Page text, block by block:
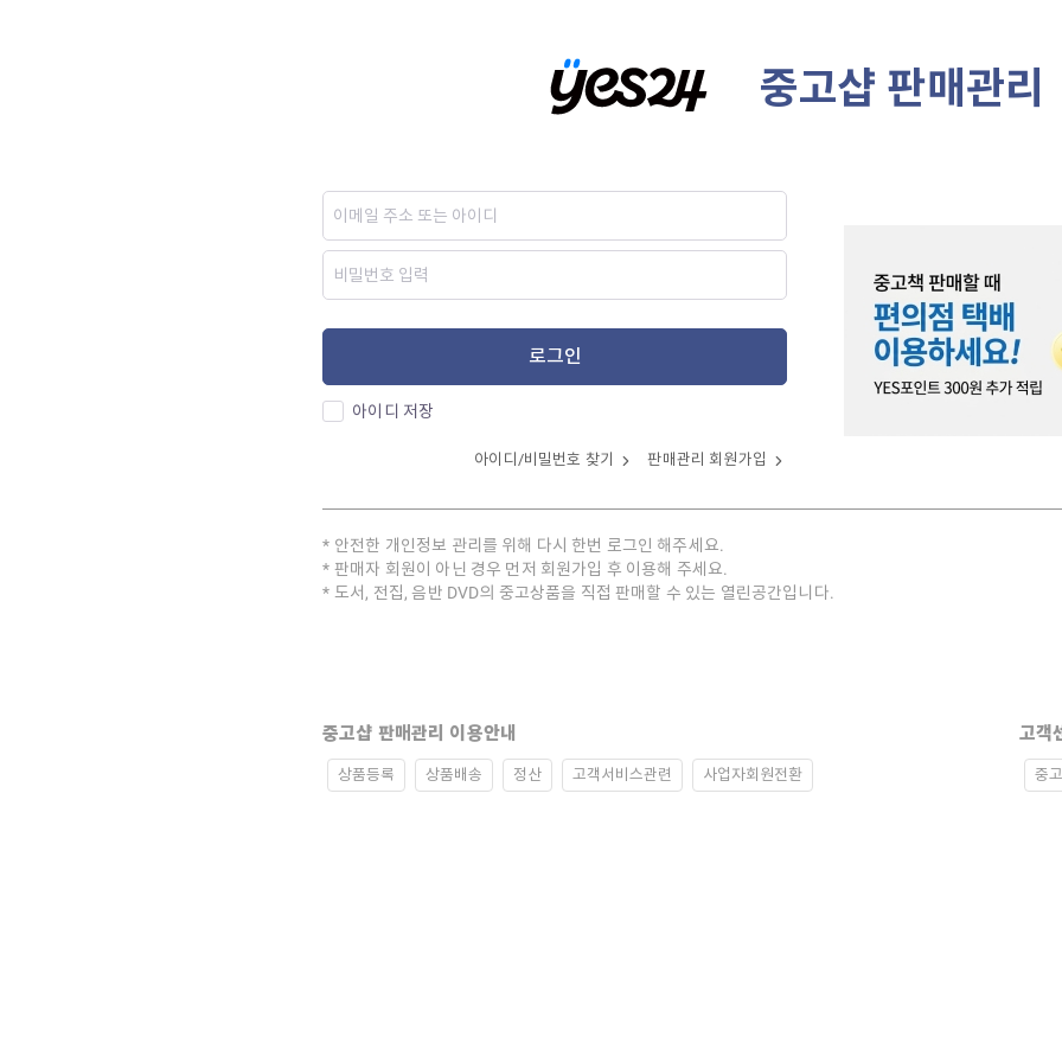
중고샵 판매관리
로그인
아이디 저장
아이디/비밀번호 찾기 판매관리 회원가입
안전한 개인정보 관리를 위해 다시 한번 로그인 해주세요.
판매자 회원이 아닌 경우 먼저 회원가입 후 이용해 주세요.
도서, 전집, 음반 DVD의 중고상품을 직접 판매할 수 있는 열린공간입니다.
중고샵 판매관리 이용안내
상품등록 상품배송 정산 고객서비스관련 사업자회원전환
고객
중